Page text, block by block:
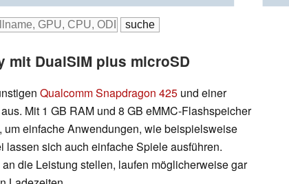
mit DualSIM plus microSD
Qualcomm Snapdragon 425 und einer
aus. Mit 1 GB RAM und 8 GB eMMC-Flashspeicher
einfache Anwendungen, wie beispielsweise
sich auch einfache Spiele ausführen.
die Leistung stellen, laufen möglicherweise gar